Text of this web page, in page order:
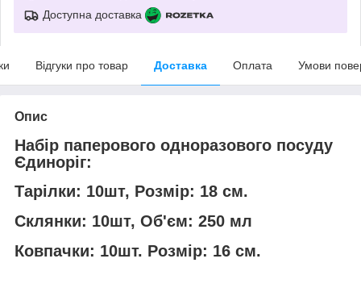
Доступна доставка
Відгуки про товар Доставка Оплата Умови
Опис
Набір паперового одноразового посуду
Єдиноріг:
Тарілки: 10шт, Розмір: 18 см.
Склянки: 10шт, Об'єм: 250 мл
Ковпачки: 10шт. Розмір: 16 см.